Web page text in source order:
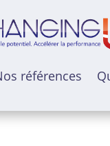
références